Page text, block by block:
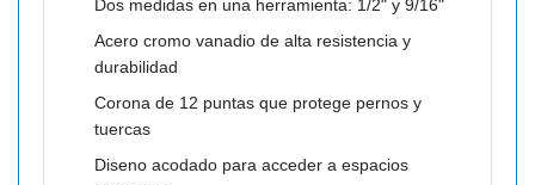
Dos medidas en una herramienta: 1/2" y 9/16"
Acero cromo vanadio de alta resistencia y
durabilidad
Corona de 12 puntas que protege pernos y
tuercas
Diseno acodado para acceder a espacios